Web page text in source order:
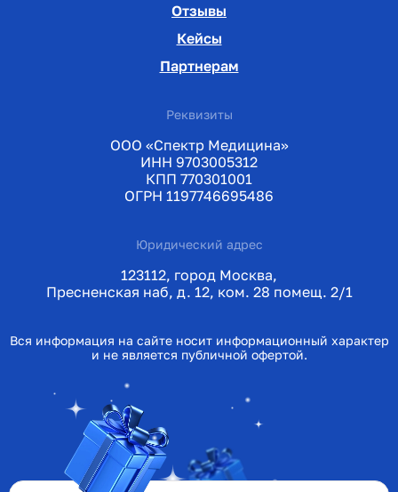
Отзывы
Кейсы
Партнерам
Реквизиты
ООО «Спектр Медицина»
ИНН 9703005312
КПП 770301001
ОГРН 1197746695486
Юридический адрес
123112, город Москва,
Пресненская наб, д. 12, ком. 28 помещ. 2/1
Вся информация на сайте носит информационный характер
и не является публичной офертой.